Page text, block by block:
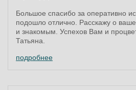
Большое спасибо за оперативно
подошло отлично. Расскажу о
и знакомым. Успехов Вам и
Татьяна.
подробнее